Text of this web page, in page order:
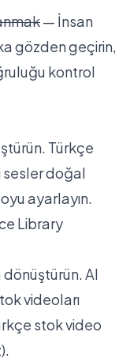
— İnsan
gözden geçirin,
kontrol
Türkçe
sesler doğal
ayarlayın.
Library
dönüştürün. AI
videoları
stok video